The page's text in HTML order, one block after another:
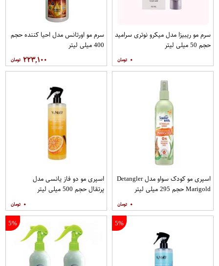
سرم مو ریبیزا مدل میکرو نوتری سرامید
حجم 50 میلی لیتر
۰
سرم مو اورتانس مدل احیا کننده حجم
400 میلی لیتر
۲۲۳,۱۰۰
اسپری مو کودک سواو مدل Detangler
Marigold حجم 295 میلی لیتر
۰
اسپری مو دو فاز یانسی مدل
پرتقال حجم 500 میلی لیتر
۰
5%
5%